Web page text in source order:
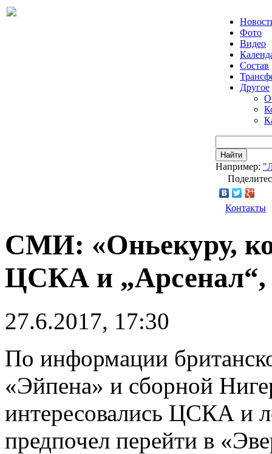
Фото
Видео
Состав
Другое
О
Найти
Например:
Контакты
СМИ: «Оньекуру,
ЦСКА и „Арсенал“,
27.6.2017, 17:30
По информации
«Эйпена» и сборной
интересовались ЦСКА и
предпочел перейти в